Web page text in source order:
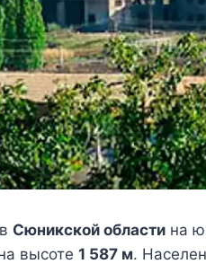
Сюникской области на
высоте 1 587 м.